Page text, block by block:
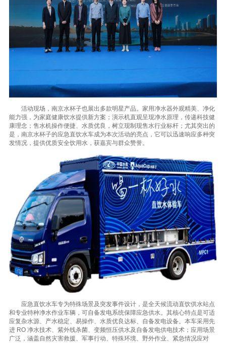
活动现场，南京水杯子也展出多款明星产品。家用净水器外观精美、净化
能力强，为家庭健康饮水提供新方案；演示机直观呈现净水原理，传递科技健
康理念；售水机操作便捷、水质优良，树立现制现售水行业标杆；尤其突出的
是，南京水杯子的应急直饮水车成为本次活动的亮点，它可以迅速响应多种突
发情况，提供优质安全饮用水，获嘉宾与群众赞誉。
应急直饮水车专为特殊场景及突发事件设计，是全天候流动直饮供水站点
和专业特种净水作业车辆，可自备发电系统保障应急供水。其核心特点是可适
应复杂水源、产水稳定、易操作、水质优良达标、自备发电设备。本车采用先
进 RO 净水技术、紫外线杀菌、变频恒压供水及自备发电供电技术；应用场景
广泛，涵盖自然灾害救援、军事行动、特殊环境、野外作业、紧急情况应对